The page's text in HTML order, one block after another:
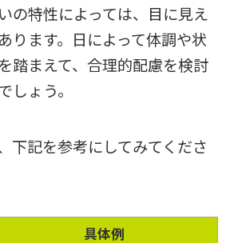
の特性によっては、目に見え
ります。日によって体調や状
踏まえて、合理的配慮を検討
しょう。
下記を参考にしてみてくださ
具体例